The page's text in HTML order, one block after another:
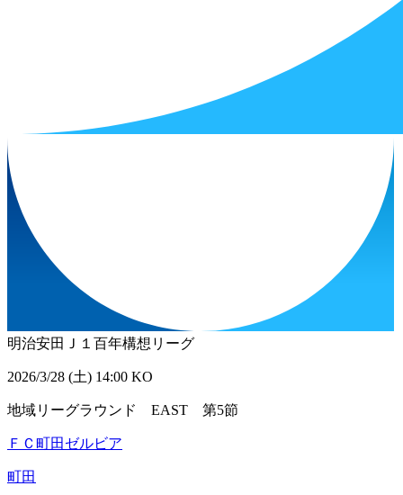
明治安田Ｊ１百年構想リーグ
2026/3/28 (土) 14:00 KO
地域リーグラウンド EAST 第5節
ＦＣ町田ゼルビア
町田